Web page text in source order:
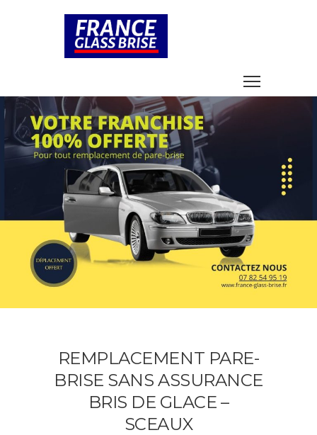
REMPLACEMENT PARE-
BRISE SANS ASSURANCE
BRIS DE GLACE –
SCEAUX